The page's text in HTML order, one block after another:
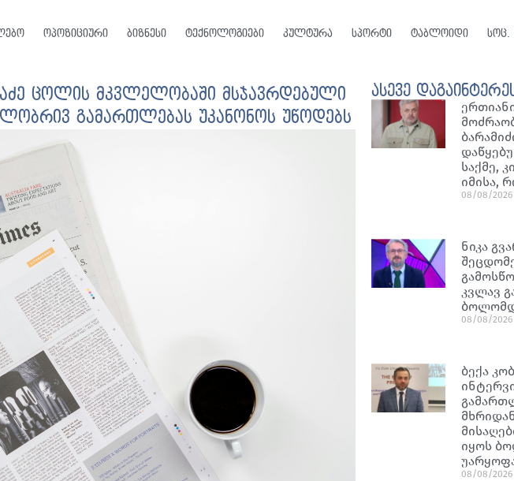
ოპოზიციური ბიზნესი ტექნოლოგიები კულტურა სპორტი ტაბლოიდი სოც.
ცოლის მკვლელობაში მსჯავრდებული
გამართლებას უკანონოს უწოდებს
ასევე
საქმე,
იმისა,
08/08/2026
ნიკა
კვლავ
08/08/2026
ბექა
იყოს
08/08/2026